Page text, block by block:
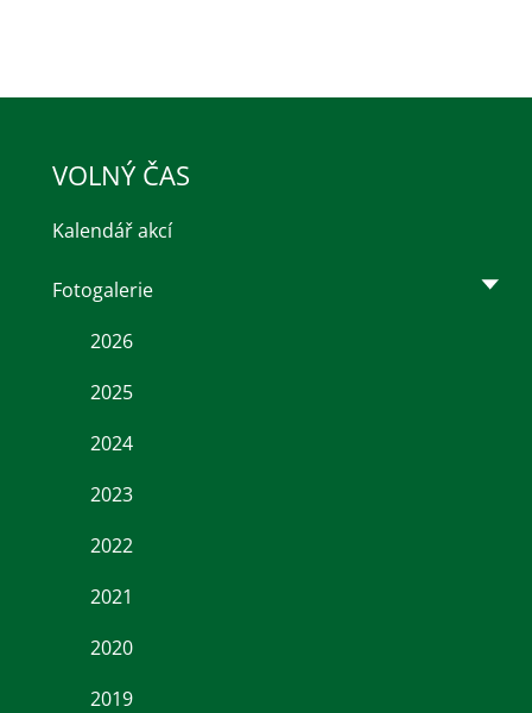
VOLNÝ ČAS
Kalendář akcí
Fotogalerie
2026
2025
2024
2023
2022
2021
2020
2019